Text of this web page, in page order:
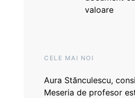
valoare
CELE MAI NOI
Aura Stănculescu,
Meseria de profesor